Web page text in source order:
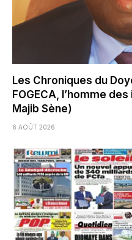
Les Chroniques du
FOGECA, l’homme
Majib Sène)
6 AOÛT 2026